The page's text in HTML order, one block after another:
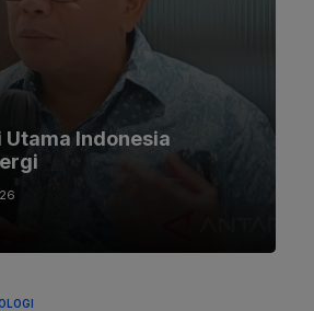
Utama Indonesia